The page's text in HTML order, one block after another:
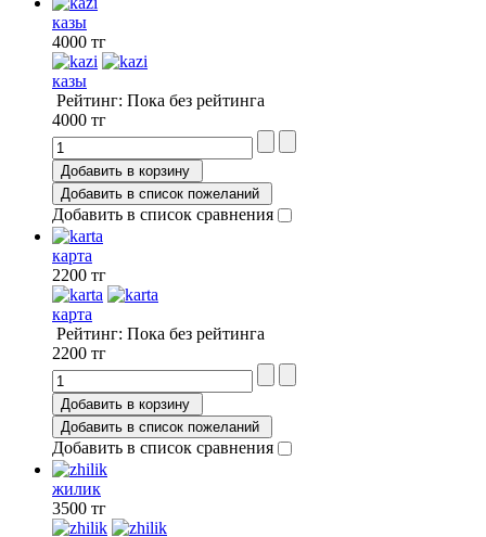
казы
4000 тг
казы
Рейтинг: Пока без рейтинга
4000 тг
Добавить в корзину
Добавить в список пожеланий
Добавить в список сравнения
карта
2200 тг
карта
Рейтинг: Пока без рейтинга
2200 тг
Добавить в корзину
Добавить в список пожеланий
Добавить в список сравнения
жилик
3500 тг